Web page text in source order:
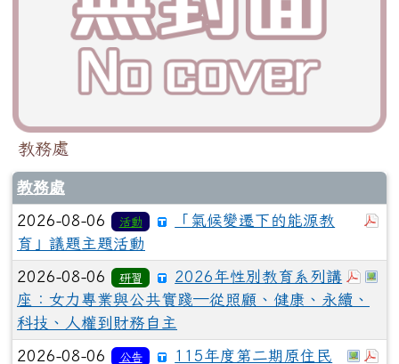
教務處
教務處
2026-08-06 活動
「氣候變遷下的能源教
育」議題主題活動
於
2026-08-06 研習
2026年性別教育系列講
座：女力專業與公共實踐─從照顧、健康、永續、
科技、人權到財務自主
於
2026-08-06 公告
115年度第二期原住民